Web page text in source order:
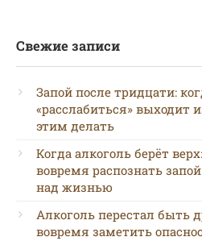
Свежие записи
Запой после тридцати:
«расслабиться» выходит
этим делать
Когда алкоголь берёт
вовремя распознать
над жизнью
Алкоголь перестал быть
вовремя заметить